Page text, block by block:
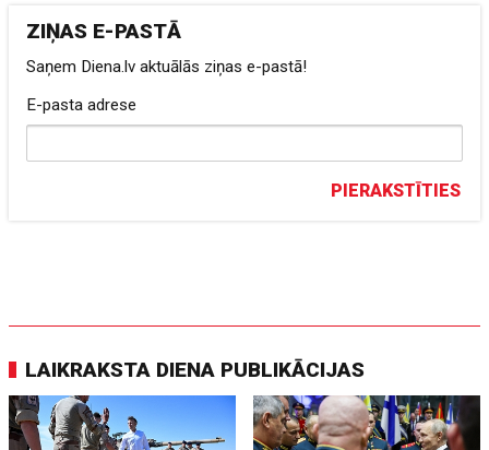
ZIŅAS E-PASTĀ
Saņem Diena.lv aktuālās ziņas e-pastā!
E-pasta adrese
PIERAKSTĪTIES
LAIKRAKSTA DIENA PUBLIKĀCIJAS